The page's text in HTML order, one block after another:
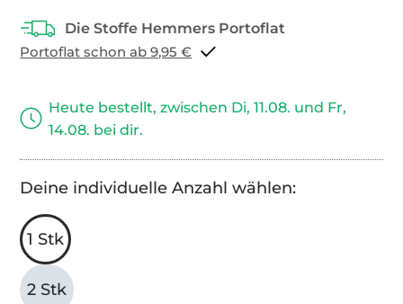
Portoflat schon ab 9,95 €
Heute bestellt, zwischen Di, 11.08. und Fr,
14.08. bei dir.
Deine individuelle Anzahl wählen:
1 Stk
2 Stk